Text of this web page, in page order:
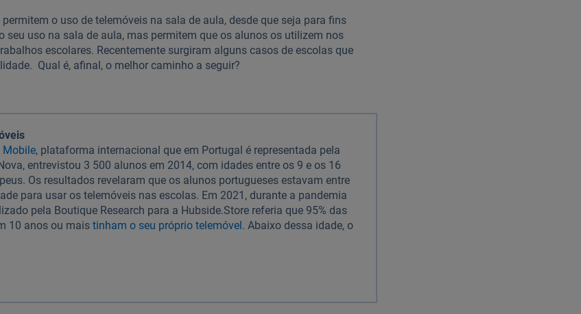
o uso de telemóveis na sala de aula, desde que seja para fins
seu uso na sala de aula, mas permitem que os alunos os utilizem nos
escolares. Recentemente surgiram alguns casos de escolas que
Qual é, afinal, o melhor caminho a seguir?
Mobile, plataforma internacional que em Portugal é representada pela
entrevistou 3 500 alunos em 2014, com idades entre os 9 e os 16
Os resultados revelaram que os alunos portugueses estavam entre
para usar os telemóveis nas escolas. Em 2021, durante a pandemia
pela Boutique Research para a Hubside.Store referia que 95% das
10 anos ou mais tinham o seu próprio telemóvel. Abaixo dessa idade, o